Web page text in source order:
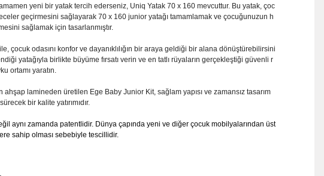
yeni bir yatak tercih ederseniz, Uniq Yatak 70 x 160 mevcuttur. Bu yatak, çoc
geçirmesini sağlayarak 70 x 160 junior yatağı tamamlamak ve çocuğunuzun h
sağlamak için tasarlanmıştır.
çocuk odasını konfor ve dayanıklılığın bir araya geldiği bir alana dönüştürebilirsini
yatağıyla birlikte büyüme fırsatı verin ve en tatlı rüyaların gerçekleştiği güvenli r
ortamı yaratın.
ahşap lamineden üretilen Ege Baby Junior Kit, sağlam yapısı ve zamansız tasarım
bir kalite yatırımıdır.
aynı zamanda patentlidir. Dünya çapında yeni ve diğer çocuk mobilyalarından üst
sahip olması sebebiyle tescillidir.